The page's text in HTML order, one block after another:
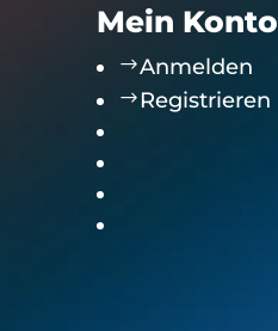
Mein Konto
$Anmelden
$Registrieren